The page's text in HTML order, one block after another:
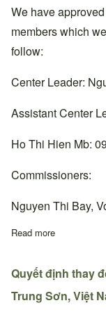
We have
members which
follow:
Center Leader:
Assistant Center
Ho Thi Hien Mb:
Commissioners:
Nguyen Thi Bay,
Read more
Quyết định thay
Trung Sơn, Việt